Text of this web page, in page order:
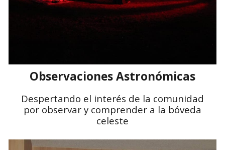
Observaciones Astronómicas
Despertando el interés de la comunidad
por observar y comprender a la bóveda
celeste